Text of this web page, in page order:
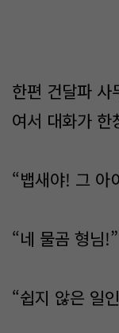
한편 건달파 사
여서 대화가 한
“뱁새야! 그 아
“네 물곰 형님!”
“쉽지 않은 일